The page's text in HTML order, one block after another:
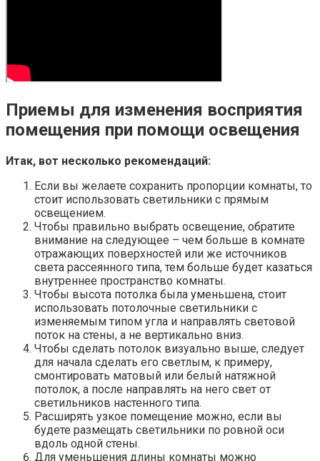
Приемы для изменения восприятия
помещения при помощи освещения
Итак, вот несколько рекомендаций:
Если вы желаете сохранить пропорции комнаты, то
стоит использовать светильники с прямым
освещением.
Чтобы правильно выбрать освещение, обратите
внимание на следующее – чем больше в комнате
отражающих поверхностей или же источников
света рассеянного типа, тем больше будет казаться
внутреннее пространство комнаты.
Чтобы высота потолка была уменьшена, стоит
использовать потолочные светильники с
изменяемым типом угла и направлять световой
поток на стены, а не вертикально вниз.
Чтобы сделать потолок визуально выше, следует
для начала сделать его светлым, к примеру,
смонтировать матовый или белый натяжной
потолок, а после направлять на него свет от
светильников настенного типа.
Расширять узкое помещение можно, если вы
будете размещать светильники по ровной оси
вдоль одной стены.
Для уменьшения длины комнаты можно